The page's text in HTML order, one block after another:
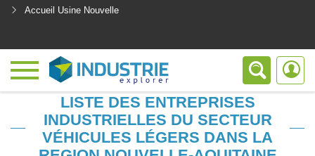
Accueil Usine Nouvelle
LISTE DES ENTREPRISES
INDUSTRIELLES DU SECTEUR
VÉHICULES LÉGERS DANS LA